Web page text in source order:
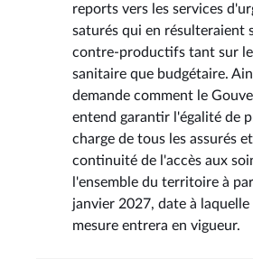
reports vers les services
saturés qui en résulteraient
contre-productifs tant sur
sanitaire que budgétaire.
demande comment le
entend garantir l'égalité de
charge de tous les assurés
continuité de l'accès aux
l'ensemble du territoire à
janvier 2027, date à laquelle
mesure entrera en vigueur.